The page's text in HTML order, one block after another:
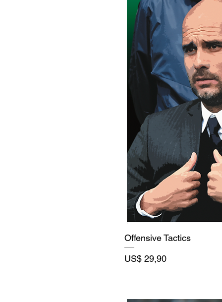
Offensive Tactics
Precio
US$ 29,90